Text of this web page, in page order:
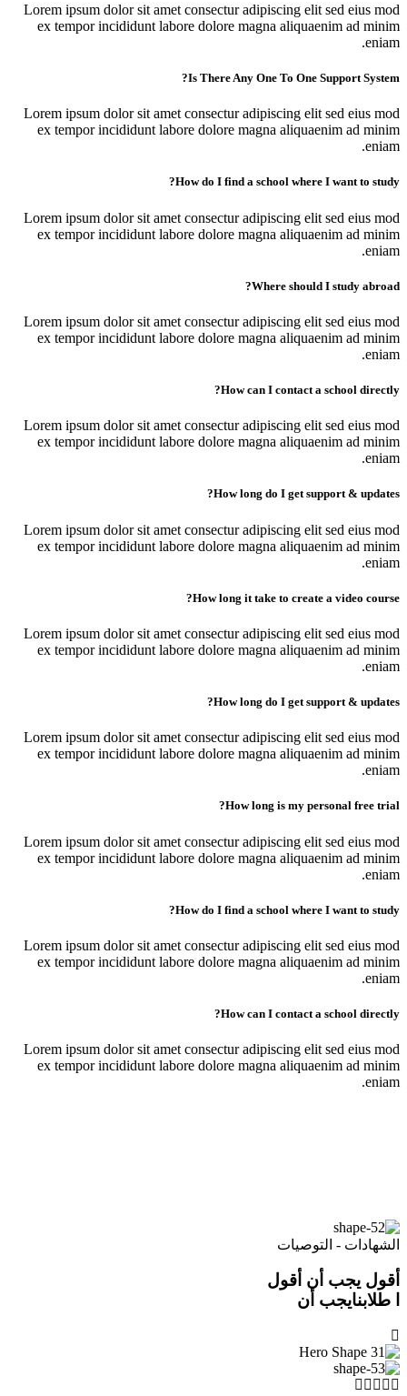
Lorem ipsum dolor sit amet consectur adipiscing elit sed eius mod
ex tempor incididunt labore dolore magna aliquaenim ad minim
eniam.
Is There Any One To One Support System?
Lorem ipsum dolor sit amet consectur adipiscing elit sed eius mod
ex tempor incididunt labore dolore magna aliquaenim ad minim
eniam.
How do I find a school where I want to study?
Lorem ipsum dolor sit amet consectur adipiscing elit sed eius mod
ex tempor incididunt labore dolore magna aliquaenim ad minim
eniam.
Where should I study abroad?
Lorem ipsum dolor sit amet consectur adipiscing elit sed eius mod
ex tempor incididunt labore dolore magna aliquaenim ad minim
eniam.
How can I contact a school directly?
Lorem ipsum dolor sit amet consectur adipiscing elit sed eius mod
ex tempor incididunt labore dolore magna aliquaenim ad minim
eniam.
How long do I get support & updates?
Lorem ipsum dolor sit amet consectur adipiscing elit sed eius mod
ex tempor incididunt labore dolore magna aliquaenim ad minim
eniam.
How long it take to create a video course?
Lorem ipsum dolor sit amet consectur adipiscing elit sed eius mod
ex tempor incididunt labore dolore magna aliquaenim ad minim
eniam.
How long do I get support & updates?
Lorem ipsum dolor sit amet consectur adipiscing elit sed eius mod
ex tempor incididunt labore dolore magna aliquaenim ad minim
eniam.
How long is my personal free trial?
Lorem ipsum dolor sit amet consectur adipiscing elit sed eius mod
ex tempor incididunt labore dolore magna aliquaenim ad minim
eniam.
How do I find a school where I want to study?
Lorem ipsum dolor sit amet consectur adipiscing elit sed eius mod
ex tempor incididunt labore dolore magna aliquaenim ad minim
eniam.
How can I contact a school directly?
Lorem ipsum dolor sit amet consectur adipiscing elit sed eius mod
ex tempor incididunt labore dolore magna aliquaenim ad minim
eniam.
الشهادات - التوصيات
أقول يجب أن أقول
ا طلابنايجب أن